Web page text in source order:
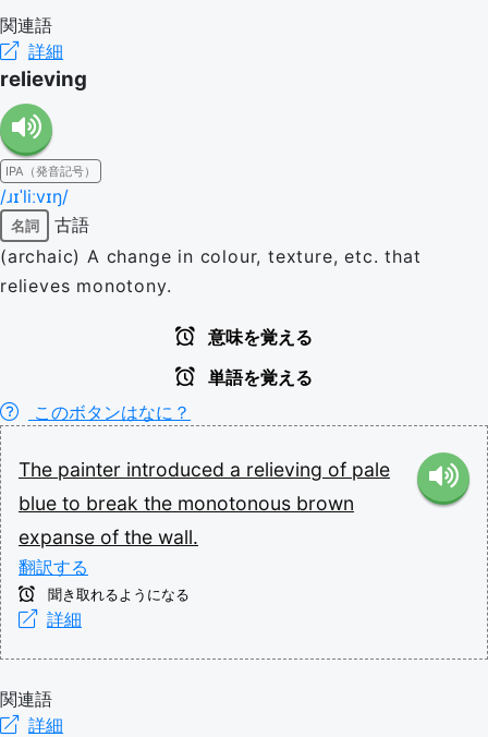
関連語
詳細
relieving
IPA（発音記号）
/ɹɪˈliːvɪŋ/
名詞
古語
(archaic) A change in colour, texture, etc. that
relieves monotony.
意味を覚える
単語を覚える
このボタンはなに？
The painter introduced a relieving of pale
blue to break the monotonous brown
expanse of the wall.
翻訳する
聞き取れるようになる
詳細
関連語
詳細